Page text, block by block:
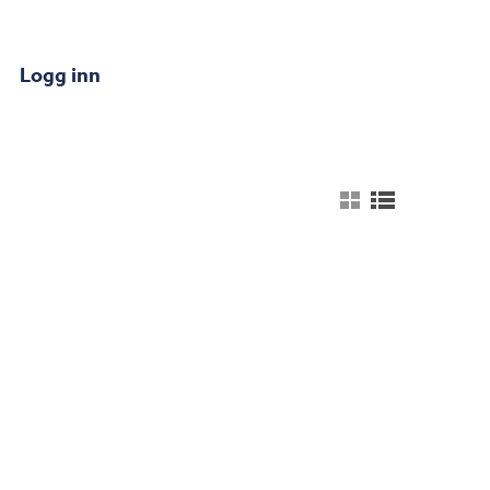
Logg inn